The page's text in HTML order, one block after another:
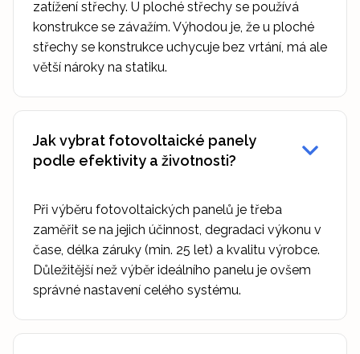
zatížení střechy. U ploché střechy se používá
konstrukce se závažím. Výhodou je, že u ploché
střechy se konstrukce uchycuje bez vrtání, má ale
větší nároky na statiku.
Jak vybrat fotovoltaické panely
podle efektivity a životnosti?
Při výběru fotovoltaických panelů je třeba
zaměřit se na jejich účinnost, degradaci výkonu v
čase, délka záruky (min. 25 let) a kvalitu výrobce.
Důležitější než výběr ideálního panelu je ovšem
správné nastavení celého systému.